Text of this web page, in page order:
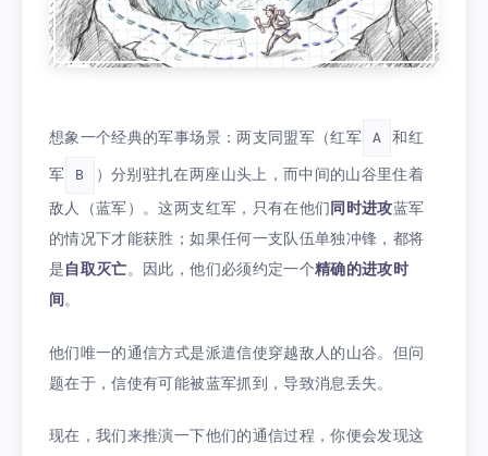
想象一个经典的军事场景：两支同盟军（红军 A
和红
军
B
）分别驻扎在两座山头上，而中间的山谷里住着
敌人（蓝军）。这两支红军，只有在他们同时进攻蓝军
的情况下才能获胜；如果任何一支队伍单独冲锋，都将
是自取灭亡。因此，他们必须约定一个精确的进攻时
间。
他们唯一的通信方式是派遣信使穿越敌人的山谷。但问
题在于，信使有可能被蓝军抓到，导致消息丢失。
现在，我们来推演一下他们的通信过程，你便会发现这